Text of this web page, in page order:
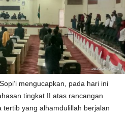
mengucapkan, pada hari ini
tingkat II atas rancangan
tertib yang alhamdulillah berjalan